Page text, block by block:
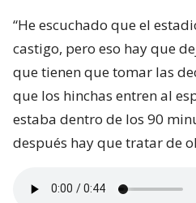
“He escuchado que el
castigo, pero eso hay que
que tienen que tomar las
que los hinchas entren al
estaba dentro de los 90
después hay que tratar de